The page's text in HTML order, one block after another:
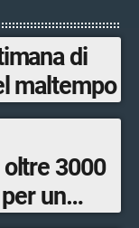
di
maltempo
3000
un